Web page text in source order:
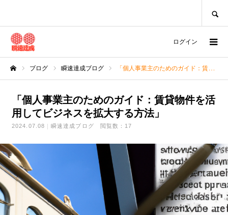
ログイン
ブログ 瞬速達成ブログ 「個人事業主のためのガイド：賃貸物件を活用してビジネスを拡大する方法」
「個人事業主のためのガイド：賃貸物件を活
用してビジネスを拡大する方法」
2024.07.08 瞬速達成ブログ 閲覧数：17